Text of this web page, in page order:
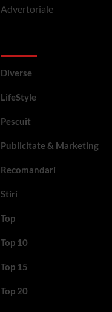
Advertoriale
Diverse
LifeStyle
Pescuit
Publicitate & Marketing
Recomandari
Stiri
Top
Top 10
Top 15
Top 20